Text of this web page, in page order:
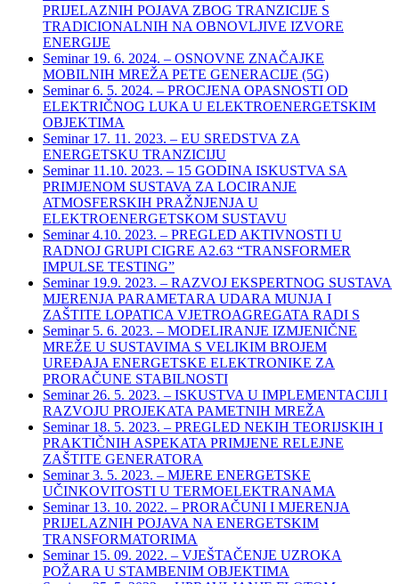
PRIJELAZNIH POJAVA ZBOG TRANZICIJE S
TRADICIONALNIH NA OBNOVLJIVE IZVORE
ENERGIJE
Seminar 19. 6. 2024. – OSNOVNE ZNAČAJKE
MOBILNIH MREŽA PETE GENERACIJE (5G)
Seminar 6. 5. 2024. – PROCJENA OPASNOSTI OD
ELEKTRIČNOG LUKA U ELEKTROENERGETSKIM
OBJEKTIMA
Seminar 17. 11. 2023. – EU SREDSTVA ZA
ENERGETSKU TRANZICIJU
Seminar 11.10. 2023. – 15 GODINA ISKUSTVA SA
PRIMJENOM SUSTAVA ZA LOCIRANJE
ATMOSFERSKIH PRAŽNJENJA U
ELEKTROENERGETSKOM SUSTAVU
Seminar 4.10. 2023. – PREGLED AKTIVNOSTI U
RADNOJ GRUPI CIGRE A2.63 “TRANSFORMER
IMPULSE TESTING”
Seminar 19.9. 2023. – RAZVOJ EKSPERTNOG SUSTAVA
MJERENJA PARAMETARA UDARA MUNJA I
ZAŠTITE LOPATICA VJETROAGREGATA RADI S
Seminar 5. 6. 2023. – MODELIRANJE IZMJENIČNE
MREŽE U SUSTAVIMA S VELIKIM BROJEM
UREĐAJA ENERGETSKE ELEKTRONIKE ZA
PRORAČUNE STABILNOSTI
Seminar 26. 5. 2023. – ISKUSTVA U IMPLEMENTACIJI I
RAZVOJU PROJEKATA PAMETNIH MREŽA
Seminar 18. 5. 2023. – PREGLED NEKIH TEORIJSKIH I
PRAKTIČNIH ASPEKATA PRIMJENE RELEJNE
ZAŠTITE GENERATORA
Seminar 3. 5. 2023. – MJERE ENERGETSKE
UČINKOVITOSTI U TERMOELEKTRANAMA
Seminar 13. 10. 2022. – PRORAČUNI I MJERENJA
PRIJELAZNIH POJAVA NA ENERGETSKIM
TRANSFORMATORIMA
Seminar 15. 09. 2022. – VJEŠTAČENJE UZROKA
POŽARA U STAMBENIM OBJEKTIMA